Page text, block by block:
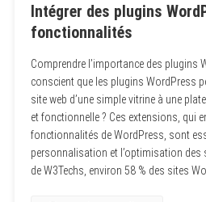
Intégrer des plugins
fonctionnalités
Comprendre l’importance des plugins
conscient que les plugins WordPress
site web d’une simple vitrine à une
et fonctionnelle ? Ces extensions, qui
fonctionnalités de WordPress, sont
personnalisation et l’optimisation
de W3Techs, environ 58 % des sites